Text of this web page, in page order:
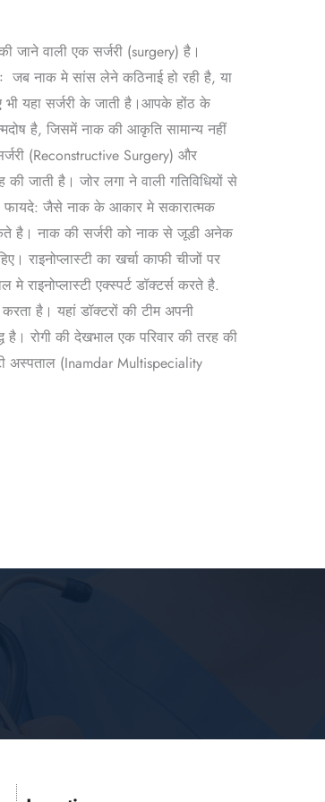
वाली एक सर्जरी (surgery) है।
जब नाक मे सांस लेने कठिनाई हो रही है, या
भी यहा सर्जरी के जाती है।आपके होंठ के
है, जिसमें नाक की आकृति सामान्य नहीं
(Reconstructive Surgery) और
जाती है। जोर लगा ने वाली गतिविधियों से
फायदे: जैसे नाक के आकार मे सकारात्मक
है। नाक की सर्जरी को नाक से जूडी अनेक
का खर्चा काफी चीजों पर
राइनोप्लास्टी एक्स्पर्ट डॉक्टर्स करते है.
है। यहां डॉक्टरों की टीम अपनी
रोगी की देखभाल एक परिवार की तरह की
अस्पताल (Inamdar Multispeciality